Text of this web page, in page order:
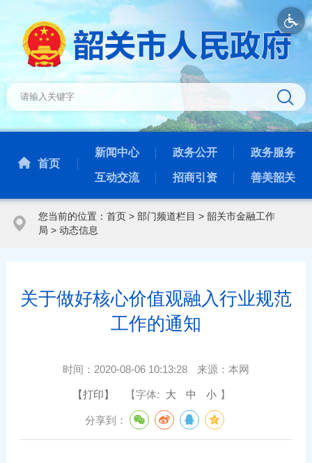
首页
新闻中心 政务公开 政务服务
互动交流 招商引资 善美韶关
您当前的位置： 首页> 部门频道栏目 > 韶关市金融工作
局 > 动态信息
关于做好核心价值观融入行业规范
工作的通知
时间： 2020-08-06 10:13:28 来源： 本网
【打印】 【字体: 大 中 小 】
分享到：